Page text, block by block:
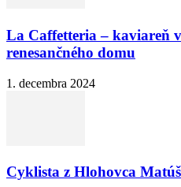
La Caffetteria – kaviareň
renesančného domu
1. decembra 2024
Cyklista z Hlohovca